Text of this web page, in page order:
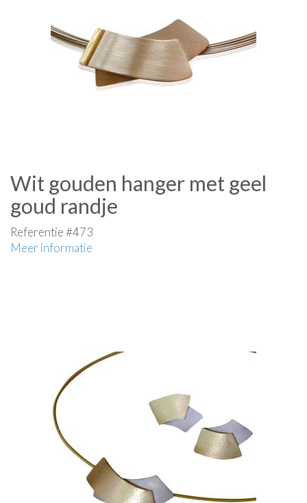
Wit gouden hanger met geel
goud randje
Referentie #473
Meer informatie